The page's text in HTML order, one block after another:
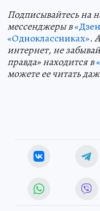
Подписывайтесь на
мессенджеры в
«Одноклассниках».
интернет, не
правда» находится в
можете ее читать